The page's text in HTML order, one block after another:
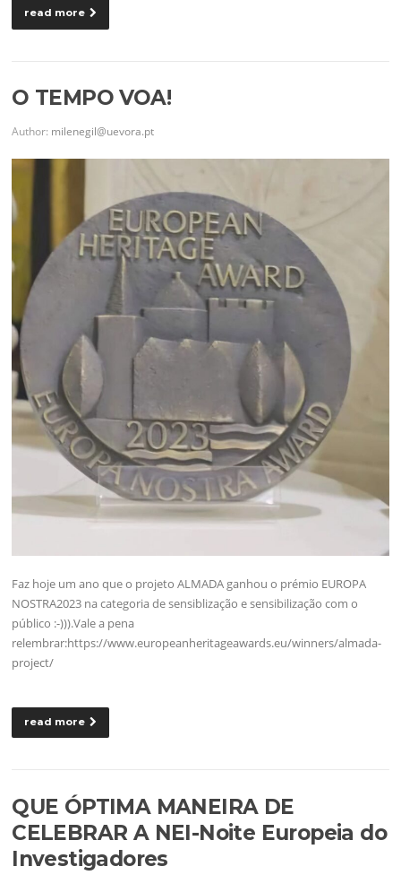
read more
O TEMPO VOA!
Author: milenegil@uevora.pt
Faz hoje um ano que o projeto ALMADA ganhou o prémio EUROPA
NOSTRA2023 na categoria de sensiblização e sensibilização com o
público :-))).Vale a pena
relembrar:https://www.europeanheritageawards.eu/winners/almada-
project/
read more
QUE ÓPTIMA MANEIRA DE
CELEBRAR A NEI-Noite Europeia do
Investigadores